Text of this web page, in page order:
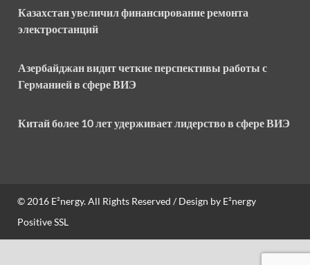
Казахстан увеличил финансирование ремонта
электростанций
Азербайджан видит четкие перспективы работы с
Германией в сфере ВИЭ
Китай более 10 лет удерживает лидерство в сфере ВИЭ
© 2016 E²nergy. All Rights Reserved / Design by E²nergy
Positive SSL